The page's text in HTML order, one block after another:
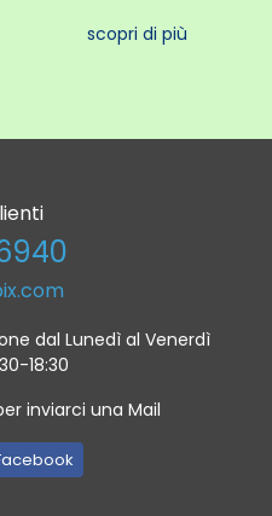
scopri di più
dal Lunedì al Venerdì
18:30
inviarci una Mail